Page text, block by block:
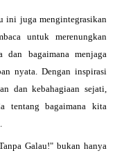
ini juga mengintegrasikan
untuk merenungkan
bagaimana menjaga
nyata. Dengan inspirasi
dan kebahagiaan sejati,
tentang bagaimana kita
Galau!" bukan hanya